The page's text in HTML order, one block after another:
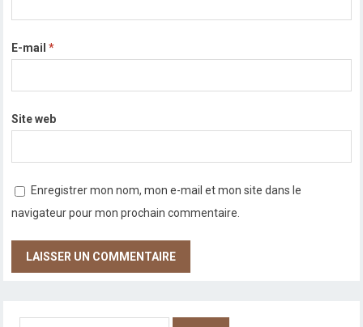
E-mail*
Site web
Enregistrer mon nom, mon e-mail et mon site dans le
navigateur pour mon prochain commentaire.